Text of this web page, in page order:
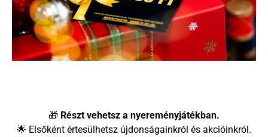
🎁 Részt vehetsz a nyereményjátékban.
🌟 Elsőként értesülhetsz újdonságainkról és akcióinkról.